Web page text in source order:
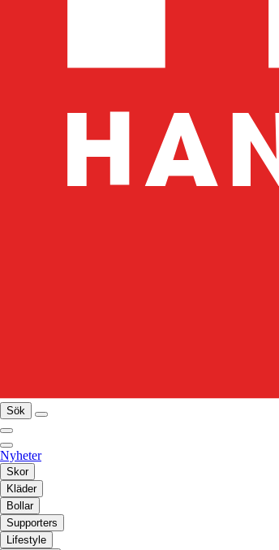
Sök
Nyheter
Skor
Kläder
Bollar
Supporters
Lifestyle